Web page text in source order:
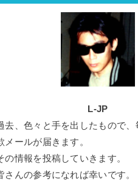
L-JP
去、色々と手を出したもので、
メールが届きます。
の情報を投稿していきます。
さんの参考になれば幸いです。